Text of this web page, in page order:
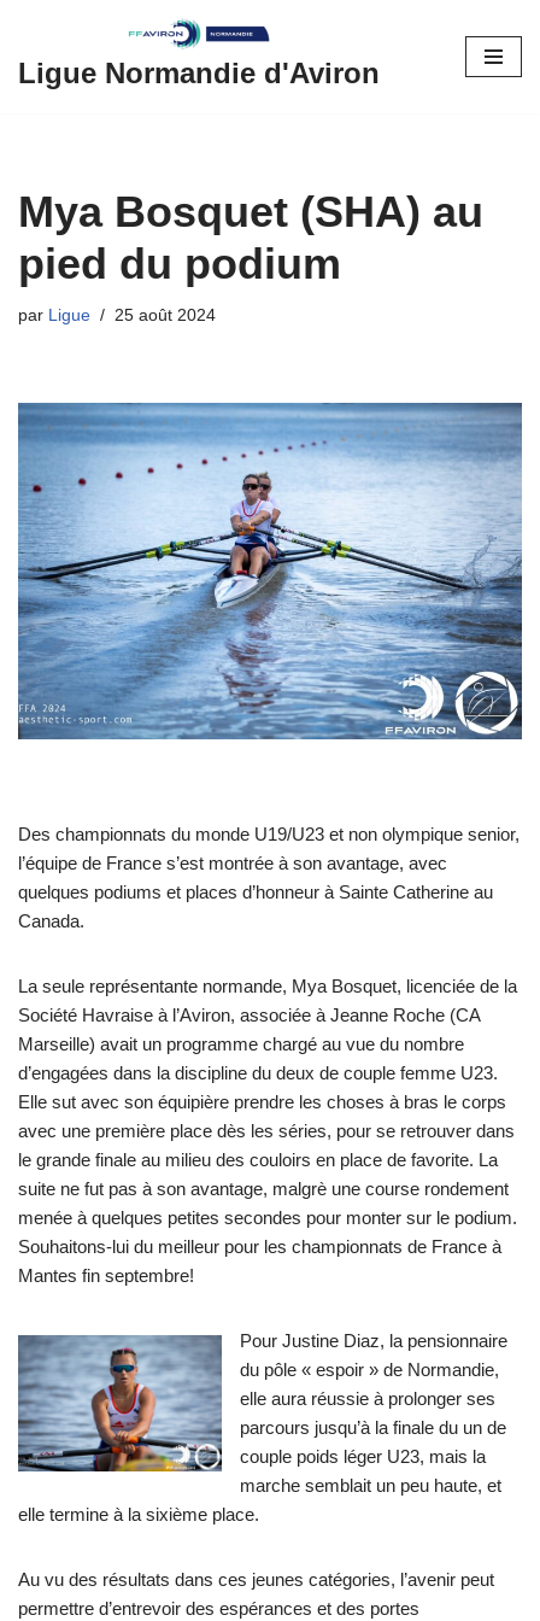
Aller
Ligue Normandie d'Aviron
Mya Bosquet (SHA) au
pied du podium
par Ligue 25 août 2024
Des championnats du monde U19/U23 et non olympique senior,
l’équipe de France s’est montrée à son avantage, avec
quelques podiums et places d’honneur à Sainte Catherine au
Canada.
La seule représentante normande, Mya Bosquet, licenciée de la
Société Havraise à l’Aviron, associée à Jeanne Roche (CA
Marseille) avait un programme chargé au vue du nombre
d’engagées dans la discipline du deux de couple femme U23.
Elle sut avec son équipière prendre les choses à bras le corps
avec une première place dès les séries, pour se retrouver dans
le grande finale au milieu des couloirs en place de favorite. La
suite ne fut pas à son avantage, malgrè une course rondement
menée à quelques petites secondes pour monter sur le podium.
Souhaitons-lui du meilleur pour les championnats de France à
Mantes fin septembre!
Pour Justine Diaz, la pensionnaire
du pôle « espoir » de Normandie,
elle aura réussie à prolonger ses
parcours jusqu’à la finale du un de
couple poids léger U23, mais la
marche semblait un peu haute, et
elle termine à la sixième place.
Au vu des résultats dans ces jeunes catégories, l’avenir peut
permettre d’entrevoir des espérances et des portes